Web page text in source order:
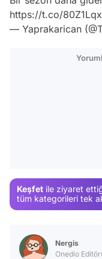
https://t.co/
— Yaprakarican
Keşfet ile ziyaret
tüm kategorileri tek
Nergis
Onedio